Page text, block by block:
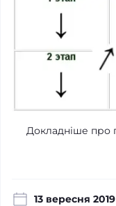
Докладніше про
13 вересня 2019